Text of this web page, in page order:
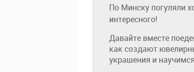
По Минску погуляли
интересного!
Давайте вместе
как создают
украшения и